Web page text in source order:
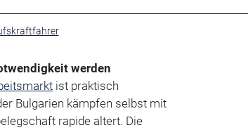
werden
ist praktisch
Bulgarien kämpfen selbst mit
rapide altert. Die